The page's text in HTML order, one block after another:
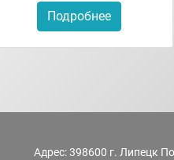
Подробнее
Адрес: 398600 г. Липецк